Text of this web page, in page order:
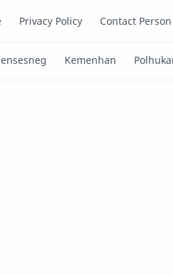
Privacy Policy Contact Person